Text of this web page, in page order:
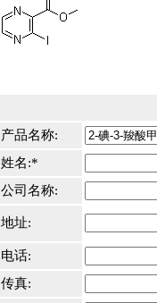
产品名称:
姓名:*
公司名称:
地址:
电话:
传真: